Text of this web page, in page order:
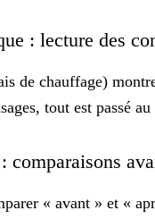
: lecture des
de chauffage)
tout est passé
« avant » et «